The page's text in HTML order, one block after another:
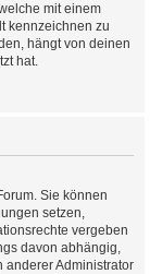
mit einem
kennzeichnen zu
hängt von deinen
hat.
Sie können
setzen,
vergeben
davon abhängig,
anderer Administrator